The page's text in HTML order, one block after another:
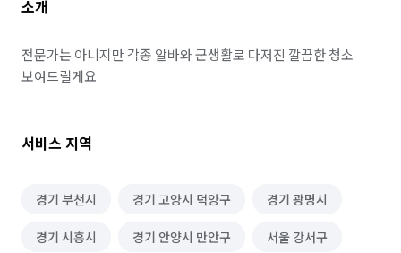
소개
전문가는 아니지만 각종 알바와 군생활로 다저진 깔끔한 청소
보여드릴게요
서비스 지역
경기 부천시 경기 고양시 덕양구 경기 광명시
경기 시흥시 경기 안양시 만안구 서울 강서구